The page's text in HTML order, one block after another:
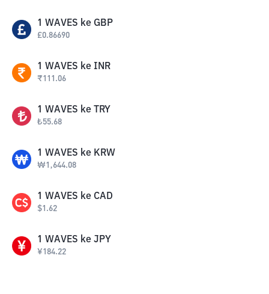
1 WAVES ke GBP
£0.86690
1 WAVES ke INR
₹111.06
1 WAVES ke TRY
₺55.68
1 WAVES ke KRW
₩1,644.08
1 WAVES ke CAD
$1.62
1 WAVES ke JPY
¥184.22